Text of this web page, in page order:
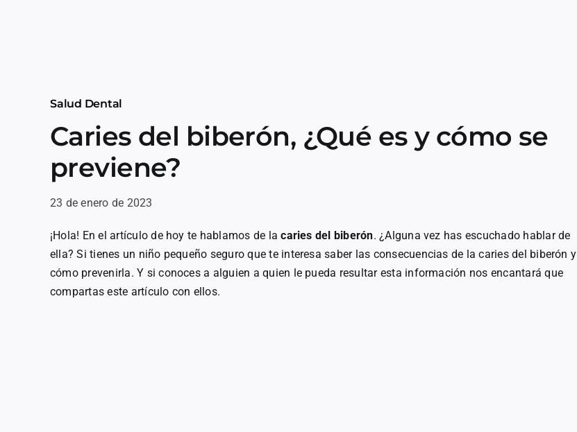
Salud Dental
Caries del biberón, ¿Qué es y cómo se
previene?
23 de enero de 2023
¡Hola! En el artículo de hoy te hablamos de la caries del biberón. ¿Alguna vez has escuchado hablar de
ella? Si tienes un niño pequeño seguro que te interesa saber las consecuencias de la caries del biberón y
cómo prevenirla. Y si conoces a alguien a quien le pueda resultar esta información nos encantará que
compartas este artículo con ellos.